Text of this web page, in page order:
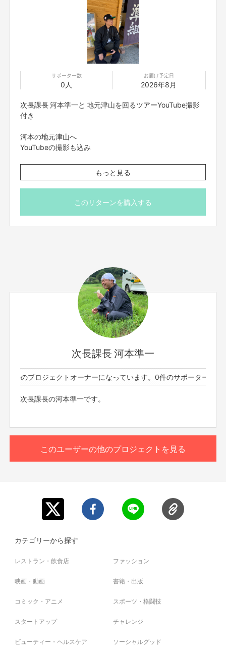
次長課長 河本準一
件のプロジェクトオーナーになっています。0件のサポーターと64件
次長課長の河本準一です。
■お越しいただく際の交通費は別途必要となります。
■支援者さまとのやり取りは、クラウドファンディングの
メッセージ機能で行わせて頂きます。
※当社が規定する【ご支援にあたっての注意事項】(本文記
載)に違反していると確認された場合は、
いかなる理由においてもリターンは履行せず、返金させて
男性スタッフも、1名同行させて頂きますので、
ご了承くださると、大変、幸いでございます。
ご支援頂いたその月の月末で締め、
次の月に履行しておりますが
は、
双方合意のもと、その次の月やお相手様のスケジュール状
施になる場合もございます
ご購入者様が経営者の方も多いため、スケジュールにより
大幅にずれ込む場合もございます。
その際は合意の元、スケジュールが遅れてでも
引き続きスケジュール探しを続けていいか、実施したいか
などをご確認致しますので
必ずクラウドファンディングメッセージ機能をご確認くだ
ご応募くださいますと、大変、幸いでございます。
ご購入後FANYクラウドファンディングのメッセージ機能
当社規定のご記入頂きたい項目をお送り致しますので
ご記入後に、当社規定審査を済ませてからの
上記スケジュール合わせなど進めていくため
【注意事項】
■場所は東京都内での、実施になります
■お越しいただく際の交通費、カラオケ、諸々履行の際の
費用は別途必要となります。
メッセージ機能で行わせて頂きます。
※当社が規定する【ご支援にあたっての注意事項】(本文記
載)に違反していると確認された場合は、
いかなる理由においてもリターンは履行せず、返金させて
サポーター数
0人
お届け予定日
2026年8月
次長課長 河本準一と 地元津山を回るツアーYouTube撮影
付き
河本の地元津山へ
YouTubeの撮影も込み
是非、仕事の話や、
誰もが知る津山や、知る人ぞ知る地元津山
ディープな街歩きや、ローカルツアーを
河本と一緒にお楽しみくださいませ！
動画内に映る場合は映る方に撮影許可証を一筆許可と
履行決定後、スケジュールも含め
段取りをしてまいります。
こちらのプランにて、
諸々、履行の際にかかる費用は、
ご購入者さま持ちですので
ご了承の上、申し込み下さいますよう、よろしくお願い申
し上げます。
スタッフの同行も
リターンはご支援月の翌月に実施予定ですが、
スケジュールが合わない場合、双方合意のうえ日程を調
整・延期させていただく場合がございます。
ご購入者様が経営者の方も多いため、スケジュールにより
てもよいかの確認メッセージをお送りします。
大切なご連絡となりますので、必ずクラウドファンディン
グのメッセージ機能をご確認ください。
上記、十分ご理解ご了承の上
ュール調整へと進みます。
ンディングのメッセージ機能をご確認ください。
［ご支援にあたっての注意事項］
■お越しいただく際の交通費や諸々費用は別途必要となり
もっと見る
このリターンを購入する
このユーザーの他のプロジェクトを見る
カテゴリーから探す
レストラン・飲食店 ファッション
映画・動画 書籍・出版
コミック・アニメ スポーツ・格闘技
スタートアップ チャレンジ
ビューティー・ヘルスケア ソーシャルグッド